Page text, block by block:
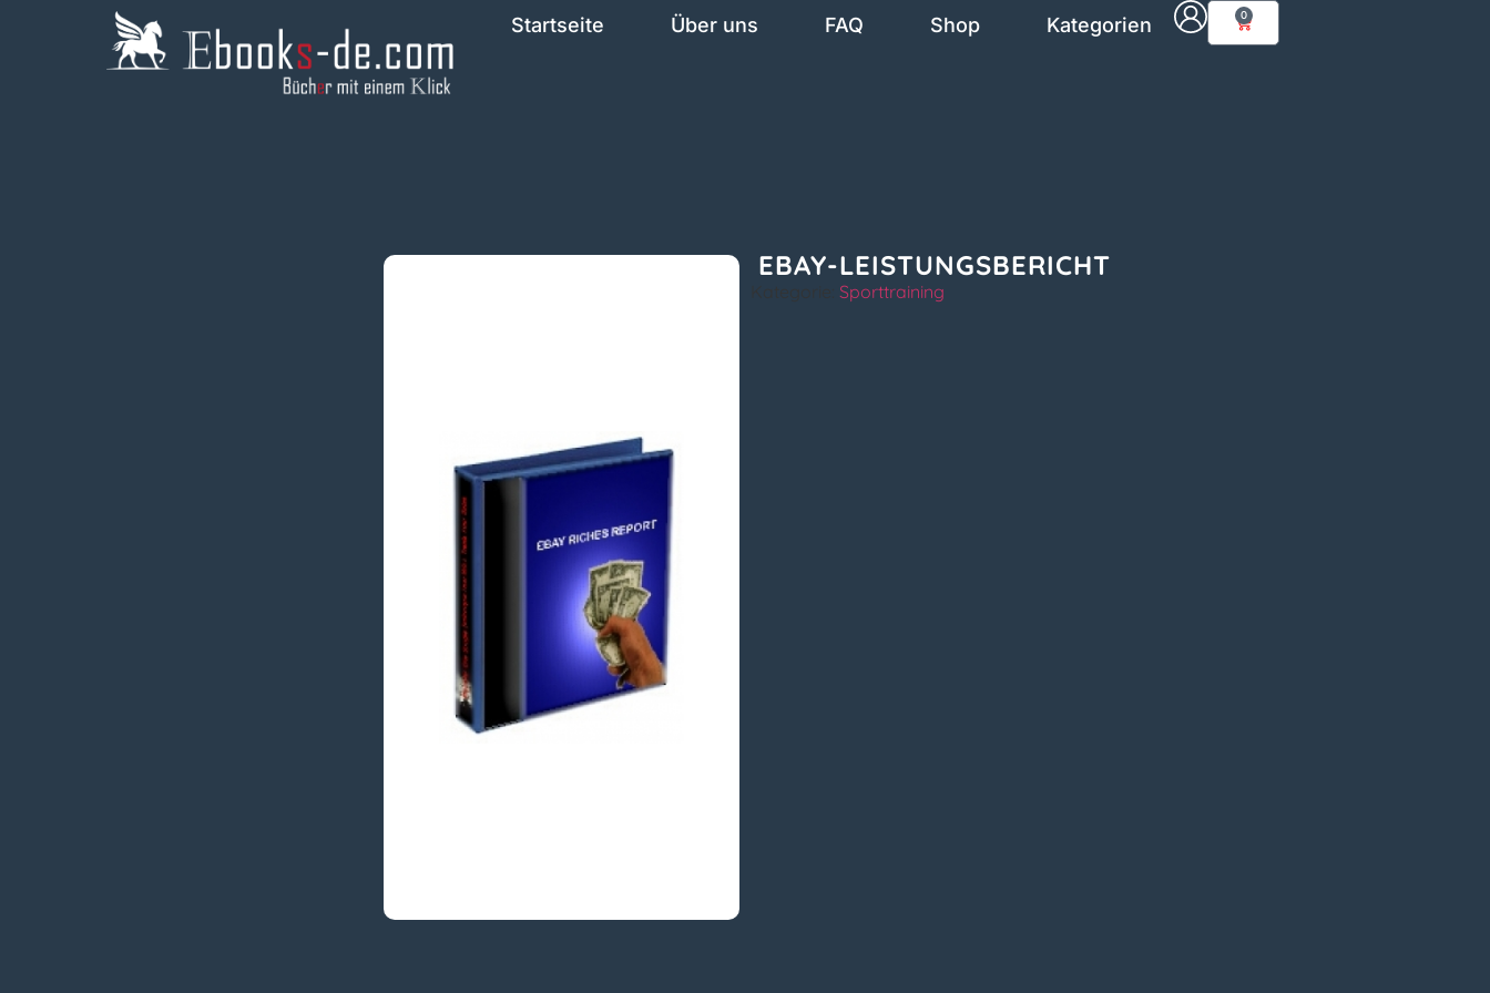
Startseite Über uns FAQ Shop Kategorien 0
EBAY-LEISTUNGSBERICHT
Kategorie:Sporttraining